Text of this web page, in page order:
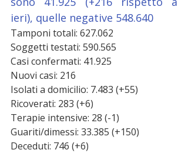
ieri), quelle negative 548.640
Tamponi totali: 627.062
Soggetti testati: 590.565
Casi confermati: 41.925
Nuovi casi: 216
Isolati a domicilio: 7.483 (+55)
Ricoverati: 283 (+6)
Terapie intensive: 28 (-1)
Guariti/dimessi: 33.385 (+150)
Deceduti: 746 (+6)